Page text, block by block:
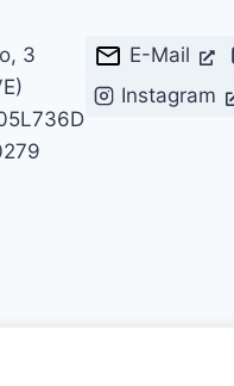
3
E-Mail
Instagram
con Licenza